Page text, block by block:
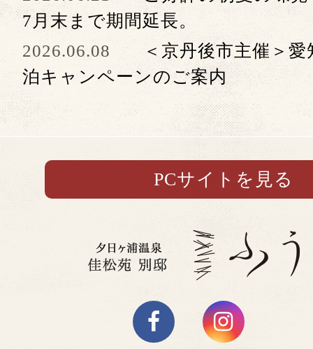
7月末まで期間延長。
2026.06.08
＜京丹後市主催＞
泊キャンペーンのご案内
PCサイトを見る